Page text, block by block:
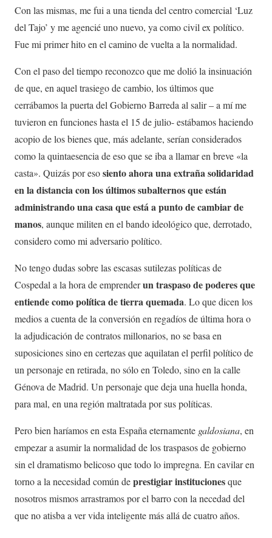
Con las mismas, me fui a una tienda del centro comercial ‘Luz
del Tajo’ y me agencié uno nuevo, ya como civil ex político.
Fue mi primer hito en el camino de vuelta a la normalidad.
Con el paso del tiempo reconozco que me dolió la insinuación
de que, en aquel trasiego de cambio, los últimos que
cerrábamos la puerta del Gobierno Barreda al salir – a mí me
tuvieron en funciones hasta el 15 de julio- estábamos haciendo
acopio de los bienes que, más adelante, serían considerados
como la quintaesencia de eso que se iba a llamar en breve «la
casta». Quizás por esosiento ahora una extraña solidaridad
en la distancia con los últimos subalternos que están
administrando una casa que está a punto de cambiar de
manos, aunque militen en el bando ideológico que, derrotado,
considero como mi adversario político.
No tengo dudas sobre las escasas sutilezas políticas de
Cospedal a la hora de emprenderun traspaso de poderes que
entiende como política de tierra quemada. Lo que dicen los
medios a cuenta de la conversión en regadíos de última hora o
la adjudicación de contratos millonarios, no se basa en
suposiciones sino en certezas que aquilatan el perfil político de
un personaje en retirada, no sólo en Toledo, sino en la calle
Génova de Madrid. Un personaje que deja una huella honda,
para mal, en una región maltratada por sus políticas.
Pero bien haríamos en esta España eternamente galdosiana, en
empezar a asumir la normalidad de los traspasos de gobierno
sin el dramatismo belicoso que todo lo impregna. En cavilar en
torno a la necesidad común deprestigiar institucionesque
nosotros mismos arrastramos por el barro con la necedad del
que no atisba a ver vida inteligente más allá de cuatro años.